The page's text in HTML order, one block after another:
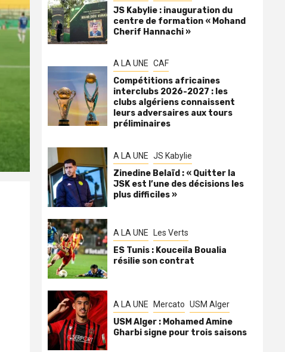
JS Kabylie : inauguration du
centre de formation « Mohand
Cherif Hannachi »
A LA UNE CAF
Compétitions africaines
interclubs 2026-2027 : les
clubs algériens connaissent
leurs adversaires aux tours
préliminaires
A LA UNE JS Kabylie
Zinedine Belaïd : « Quitter la
JSK est l’une des décisions les
plus difficiles »
A LA UNE Les Verts
ES Tunis : Kouceila Boualia
résilie son contrat
A LA UNE Mercato USM Alger
USM Alger : Mohamed Amine
Gharbi signe pour trois saisons